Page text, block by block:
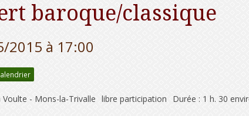
baroque/classique
2015à 17:00
Voulte - Mons-la-Trivalle libre participation Durée : 1 h. 30